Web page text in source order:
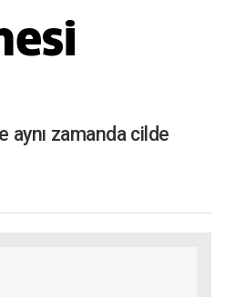
zamanda cilde